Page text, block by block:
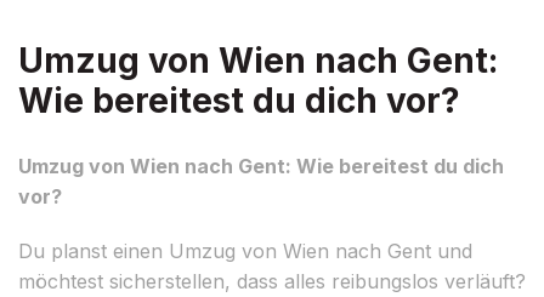
Umzug von Wien nach Gent:
Wie bereitest du dich vor?
Umzug von Wien nach Gent: Wie bereitest du dich
vor?
Du planst einen Umzug von Wien nach Gent und
möchtest sicherstellen, dass alles reibungslos verläuft?